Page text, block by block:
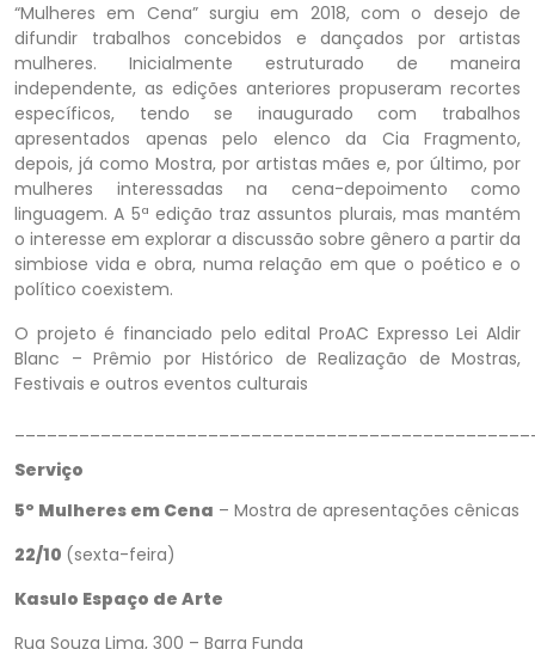
“Mulheres em Cena” surgiu em 2018, com o desejo de
difundir trabalhos concebidos e dançados por artistas
mulheres. Inicialmente estruturado de maneira
independente, as edições anteriores propuseram recortes
específicos, tendo se inaugurado com trabalhos
apresentados apenas pelo elenco da Cia Fragmento,
depois, já como Mostra, por artistas mães e, por último, por
mulheres interessadas na cena-depoimento como
linguagem. A 5ª edição traz assuntos plurais, mas mantém
o interesse em explorar a discussão sobre gênero a partir da
simbiose vida e obra, numa relação em que o poético e o
político coexistem.
O projeto é financiado pelo edital ProAC Expresso Lei Aldir
Blanc – Prêmio por Histórico de Realização de Mostras,
Festivais e outros eventos culturais
Serviço
5º Mulheres em Cena – Mostra de apresentações cênicas
22/10 (sexta-feira)
Kasulo Espaço de Arte
Rua Souza Lima, 300 – Barra Funda